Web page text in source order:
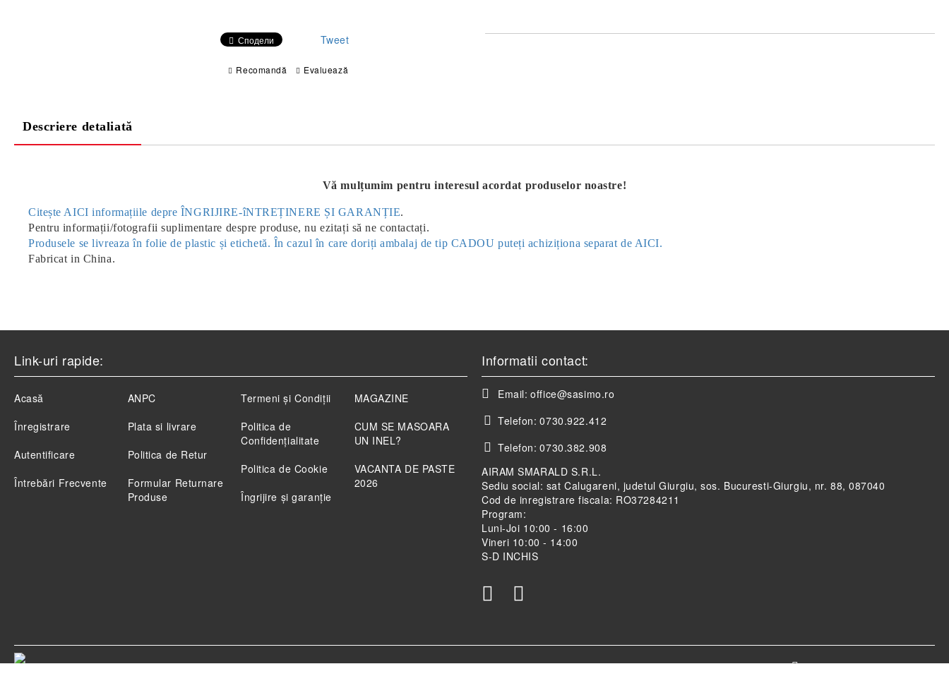
Сподели Tweet
Recomandă Evaluează
Descriere detaliată
Vă mulțumim pentru interesul acordat produselor noastre!
Citește AICI informațiile depre ÎNGRIJIRE-îNTREȚINERE ȘI GARANȚIE.
Pentru informații/fotografii suplimentare despre produse, nu ezitați să ne contactați.
Produsele se livreaza în folie de plastic și etichetă. În cazul în care doriți ambalaj de tip CADOU puteți achiziționa separat de AICI.
Fabricat in China.
Link-uri rapide:
Acasă
Înregistrare
Autentificare
Întrebări Frecvente
ANPC
Plata si livrare
Politica de Retur
Formular Returnare
Produse
Termeni și Condiții
Politica de
Confidenţialitate
Politica de Cookie
Îngrijire și garanție
MAGAZINE
CUM SE MASOARA
UN INEL?
VACANTA DE PASTE
2026
Informatii contact:
Email: office@sasimo.ro
Telefon: 0730.922.412
Telefon: 0730.382.908
AIRAM SMARALD S.R.L.
Sediu social: sat Calugareni, judetul Giurgiu, sos. Bucuresti-Giurgiu, nr. 88, 087040
Cod de inregistrare fiscala: RO37284211
Program:
Luni-Joi 10:00 - 16:00
Vineri 10:00 - 14:00
S-D INCHIS
Magazinul nostru respecta 100% prevederile GDPR. Citeste politica de confidentialitate Informatiile mele personale